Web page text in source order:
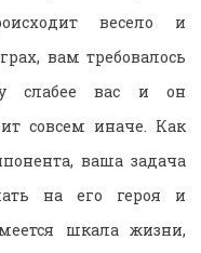
весело и
вам требовалось
слабее вас и он
совсем иначе. Как
ваша задача
на его героя и
шкала жизни,